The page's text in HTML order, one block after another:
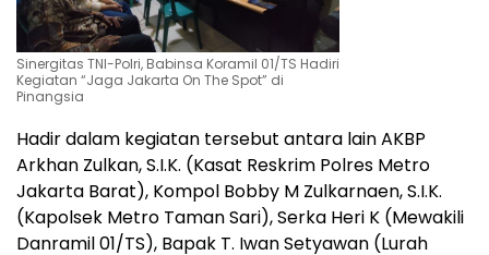
Sinergitas TNI-Polri, Babinsa Koramil 01/TS Hadiri
Kegiatan “Jaga Jakarta On The Spot” di
Pinangsia
Hadir dalam kegiatan tersebut antara lain AKBP
Arkhan Zulkan, S.I.K. (Kasat Reskrim Polres Metro
Jakarta Barat), Kompol Bobby M Zulkarnaen, S.I.K.
(Kapolsek Metro Taman Sari), Serka Heri K (Mewakili
Danramil 01/TS), Bapak T. Iwan Setyawan (Lurah